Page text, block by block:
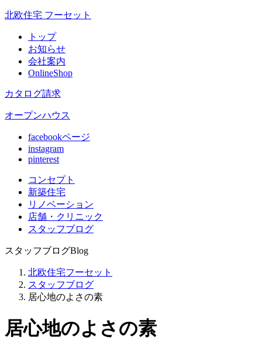
北欧住宅 フーセット
トップ
お知らせ
会社案内
OnlineShop
カタログ請求
オープンハウス
facebookページ
instagram
pinterest
コンセプト
新築住宅
リノベーション
店舗 ・クリニック
スタッフブログ
スタッフブログBlog
北欧住宅フーセット
スタッフブログ
居心地のよさの素
居心地のよさの素